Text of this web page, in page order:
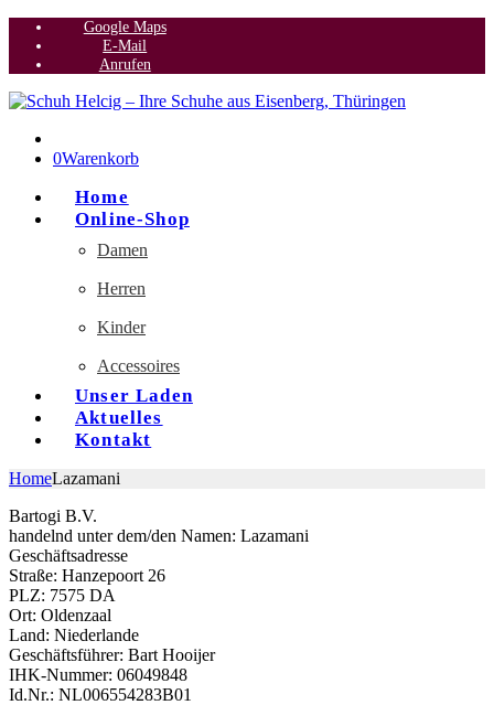
Google Maps
E-Mail
Anrufen
0Warenkorb
Home
Online-Shop
Damen
Herren
Kinder
Accessoires
Unser Laden
Aktuelles
Kontakt
HomeLazamani
Bartogi B.V.
handelnd unter dem/den Namen: Lazamani
Geschäftsadresse
Straße: Hanzepoort 26
PLZ: 7575 DA
Ort: Oldenzaal
Land: Niederlande
Geschäftsführer: Bart Hooijer
IHK-Nummer: 06049848
Id.Nr.: NL006554283B01